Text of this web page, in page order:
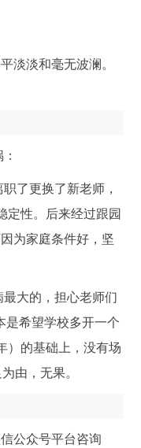
淡淡和毫无波澜。
了更换了新老师，
定性。后来经过跟园
为家庭条件好，坚
大的，担心老师们
是希望学校多开一个
）的基础上，没有场
由，无果。
公众号平台咨询